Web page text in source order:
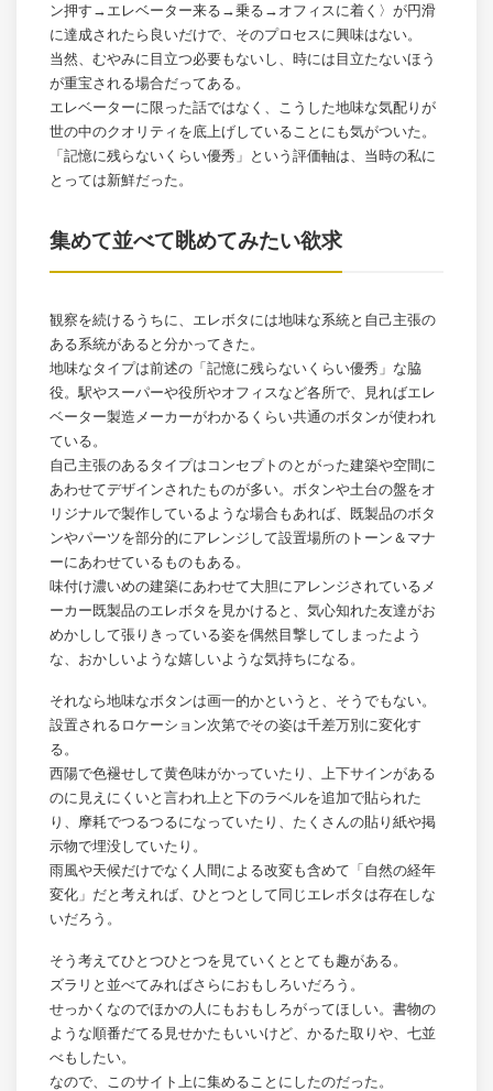
ン押す→エレベーター来る→乗る→オフィスに着く〉が円滑
に達成されたら良いだけで、そのプロセスに興味はない。
当然、むやみに目立つ必要もないし、時には目立たないほう
が重宝される場合だってある。
エレベーターに限った話ではなく、こうした地味な気配りが
世の中のクオリティを底上げしていることにも気がついた。
「記憶に残らないくらい優秀」という評価軸は、当時の私に
とっては新鮮だった。
集めて並べて眺めてみたい欲求
観察を続けるうちに、エレボタには地味な系統と自己主張の
ある系統があると分かってきた。
地味なタイプは前述の「記憶に残らないくらい優秀」な脇
役。駅やスーパーや役所やオフィスなど各所で、見ればエレ
ベーター製造メーカーがわかるくらい共通のボタンが使われ
ている。
自己主張のあるタイプはコンセプトのとがった建築や空間に
あわせてデザインされたものが多い。ボタンや土台の盤をオ
リジナルで製作しているような場合もあれば、既製品のボタ
ンやパーツを部分的にアレンジして設置場所のトーン＆マナ
ーにあわせているものもある。
味付け濃いめの建築にあわせて大胆にアレンジされているメ
ーカー既製品のエレボタを見かけると、気心知れた友達がお
めかしして張りきっている姿を偶然目撃してしまったよう
な、おかしいような嬉しいような気持ちになる。
それなら地味なボタンは画一的かというと、そうでもない。
設置されるロケーション次第でその姿は千差万別に変化す
る。
西陽で色褪せして黄色味がかっていたり、上下サインがある
のに見えにくいと言われ上と下のラベルを追加で貼られた
り、摩耗でつるつるになっていたり、たくさんの貼り紙や掲
示物で埋没していたり。
雨風や天候だけでなく人間による改変も含めて「自然の経年
変化」だと考えれば、ひとつとして同じエレボタは存在しな
いだろう。
そう考えてひとつひとつを見ていくととても趣がある。
ズラリと並べてみればさらにおもしろいだろう。
せっかくなのでほかの人にもおもしろがってほしい。書物の
ような順番だてる見せかたもいいけど、かるた取りや、七並
べもしたい。
なので、このサイト上に集めることにしたのだった。